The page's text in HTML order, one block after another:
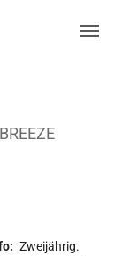
Zweijährig.